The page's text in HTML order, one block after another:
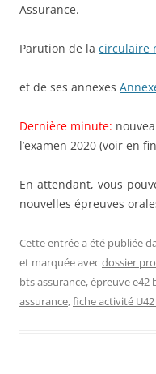
Assurance.
Parution de la circulaire
et de ses annexes
Dernière minute:
l’examen 2020 (voir en
En attendant, vous
nouvelles épreuves
Cette entrée a été publiée
et marquée avecdossier
bts assurance,épreuve e42
assurance,fiche activité